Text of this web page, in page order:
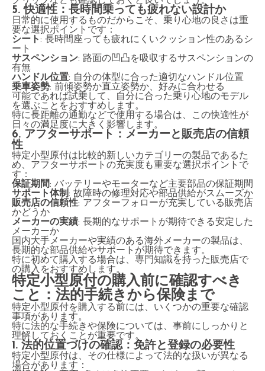
5. 快適性：長時間乗っても疲れない設計か
日常的に使用するものだからこそ、乗り心地の良さは重
要な選択ポイントです：
シート: 長時間座っても疲れにくいクッション性のあるシ
ート
サスペンション: 路面の凹凸を吸収するサスペンションの
有無
ハンドル位置: 自分の体型に合った適切なハンドル位置
乗車姿勢: 前傾姿勢か直立姿勢か、好みに合わせる
可能であれば試乗して、自分に合った乗り心地のモデル
を選ぶことをおすすめします。
特に長距離の通勤などで使用する場合は、この快適性が
日々の満足度に大きく影響します。
6. アフターサポート：メーカーと販売店の信頼
性
特定小型原付は比較的新しいカテゴリーの製品であるた
め、アフターサポートの充実度も重要な選択ポイントで
す：
保証期間: バッテリーやモーターなど主要部品の保証期間
サポート体制: 故障時の修理対応や部品供給がスムーズか
販売店の信頼性: アフターフォローが充実している販売店
かどうか
メーカーの実績: 長期的なサポートが期待できる安定した
メーカーか
国内大手メーカーや実績のある海外メーカーの製品は、
長期的な部品供給やサポートが期待できます。
特に初めて購入する場合は、専門知識を持った販売店で
の購入をおすすめします。
特定小型原付の購入前に確認すべき
こと：法的手続きから保険まで
特定小型原付を購入する前には、いくつかの重要な確認
事項があります。
特に法的な手続きや保険については、事前にしっかりと
理解しておくことが重要です。
1. 法的位置づけの確認：免許と登録の必要性
特定小型原付は、その仕様によって法的な扱いが異なる
場合があります：